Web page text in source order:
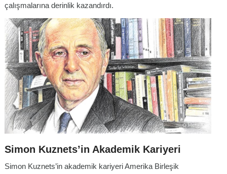
çalışmalarına derinlik kazandırdı.
Simon Kuznets’in Akademik Kariyeri
Simon Kuznets’in akademik kariyeri Amerika Birleşik